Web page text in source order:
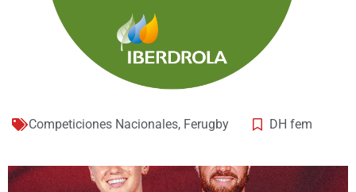
Competiciones Nacionales, Ferugby DH fem